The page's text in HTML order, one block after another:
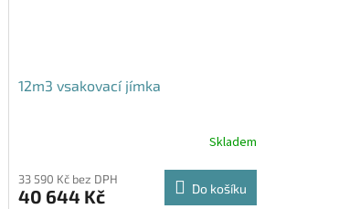
12m3 vsakovací jímka
produktu
je
Skladem
33 590 Kč bez DPH
40 644 Kč Do košíku